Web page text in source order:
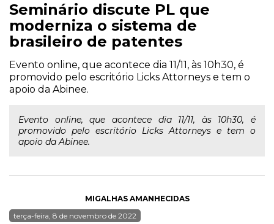
Seminário discute PL que
moderniza o sistema de
brasileiro de patentes
Evento online, que acontece dia 11/11, às 10h30, é
promovido pelo escritório Licks Attorneys e tem o
apoio da Abinee.
Evento online, que acontece dia 11/11, às 10h30, é
promovido pelo escritório Licks Attorneys e tem o
apoio da Abinee.
MIGALHAS AMANHECIDAS
terça-feira, 8 de novembro de 2022